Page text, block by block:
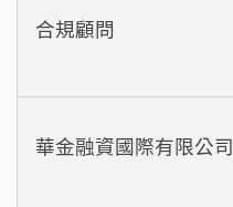
合規顧問
華金融資國際有限公司